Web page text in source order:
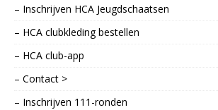
– Inschrijven HCA Jeugdschaatsen
– HCA clubkleding bestellen
– HCA club-app
– Contact >
– Inschrijven 111-ronden